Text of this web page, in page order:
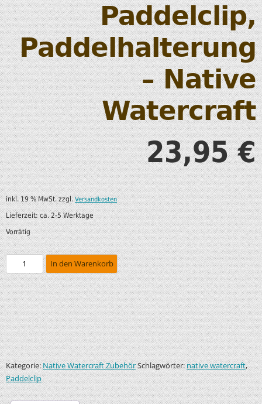
Paddelclip,
Paddelhalterung
– Native
Watercraft
23,95€
inkl. 19 % MwSt. zzgl.Versandkosten
Lieferzeit:ca. 2-5 Werktage
Vorrätig
In den Warenkorb
Kategorie:Native Watercraft ZubehörSchlagwörter:native watercraft,
Paddelclip